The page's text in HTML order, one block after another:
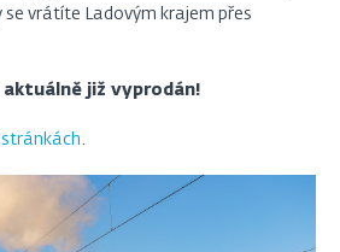
se vrátíte Ladovým krajem přes
již vyprodán!